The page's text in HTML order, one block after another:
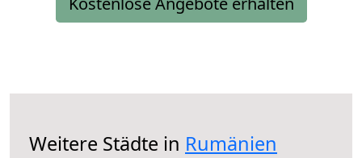
Weitere Städte in Rumänien